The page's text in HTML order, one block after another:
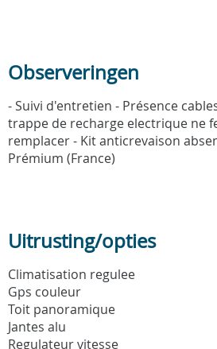
Observeringen
- Suivi d'entretien - Présence
trappe de recharge electrique ne
remplacer - Kit anticrevaison
Prémium (France)
Uitrusting/opties
Climatisation regulee
Gps couleur
Toit panoramique
Jantes alu
Regulateur vitesse